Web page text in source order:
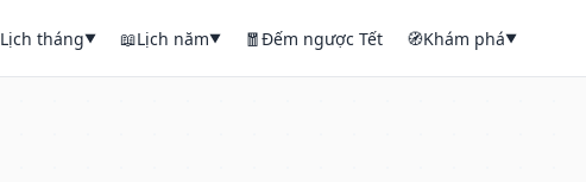
Lịch tháng▼ 📖Lịch năm▼ 🧧Đếm ngược Tết 🧭Khám phá▼